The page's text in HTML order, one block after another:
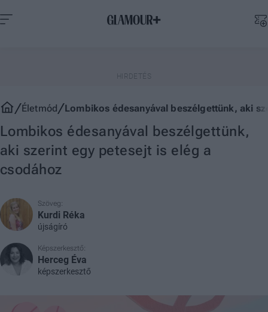
Életmód Lombikos édesanyával beszélgettünk, aki
Lombikos édesanyával beszélgettünk,
aki szerint egy petesejt is elég a
csodához
Szöveg:
Kurdi Réka
újságíró
Képszerkesztő:
Herceg Éva
képszerkesztő